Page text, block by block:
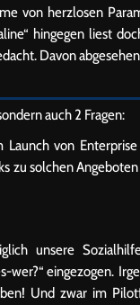
von herzlosen
hingegen liest
Davon
auch 2 Fragen:
Launch von
zu solchen
unsere
wer?“ eingezogen.
Und zwar im